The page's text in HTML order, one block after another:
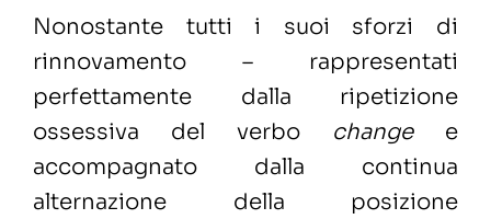
Nonostante tutti i suoi sforzi di
rinnovamento – rappresentati
perfettamente dalla ripetizione
ossessiva del verbo change e
accompagnato dalla continua
alternazione della posizione